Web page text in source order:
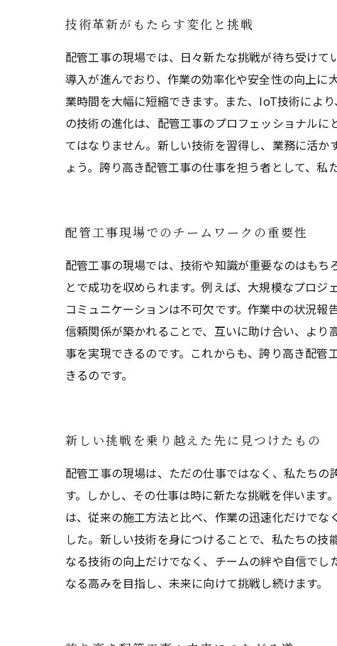
技術革新がもたらす変化と挑戦
配管工事の現場では、日々新たな挑戦が待ち受け
導入が進んでおり、作業の効率化や安全性の向上
業時間を大幅に短縮できます。また、IoT技術によ
の技術の進化は、配管工事のプロフェッショナル
てはなりません。新しい技術を習得し、業務に活
ょう。誇り高き配管工事の仕事を担う者として、私
配管工事現場でのチームワークの重要性
配管工事の現場では、技術や知識が重要なのはも
とで成功を収められます。例えば、大規模なプロ
コミュニケーションは不可欠です。作業中の状況
信頼関係が築かれることで、互いに助け合い、よ
事を実現できるのです。これからも、誇り高き配
きるのです。
新しい挑戦を乗り越えた先に見つけたもの
配管工事の現場は、ただの仕事ではなく、私たち
す。しかし、その仕事は時に新たな挑戦を伴いま
は、従来の施工方法と比べ、作業の迅速化だけで
した。新しい技術を身につけることで、私たちの
なる技術の向上だけでなく、チームの絆や自信で
なる高みを目指し、未来に向けて挑戦し続けます。